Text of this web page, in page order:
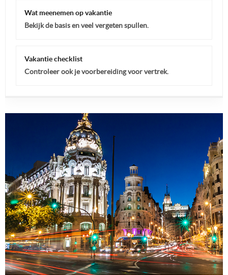
Wat meenemen op vakantie
Bekijk de basis en veel vergeten spullen.
Vakantie checklist
Controleer ook je voorbereiding voor vertrek.